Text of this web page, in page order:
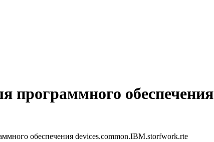
программного обеспечения
обеспечения devices.common.IBM.storfwork.rte